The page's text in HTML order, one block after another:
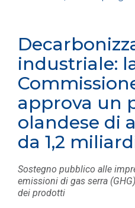
industriale:
approva un
olandese di
da 1,2
Sostegno pubblico alle
emissioni di gas serra
dei prodotti